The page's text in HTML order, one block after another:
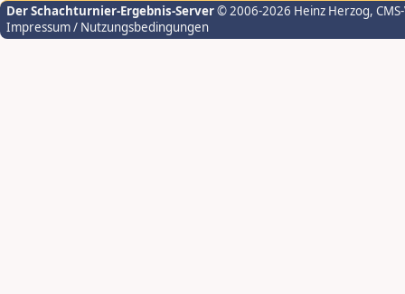
Der Schachturnier-Ergebnis-Server© 2006-2026 Heinz Herzog,
Impressum / Nutzungsbedingungen